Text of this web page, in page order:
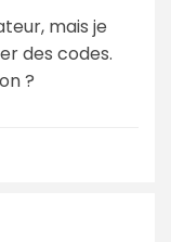
mais je
des codes.
?